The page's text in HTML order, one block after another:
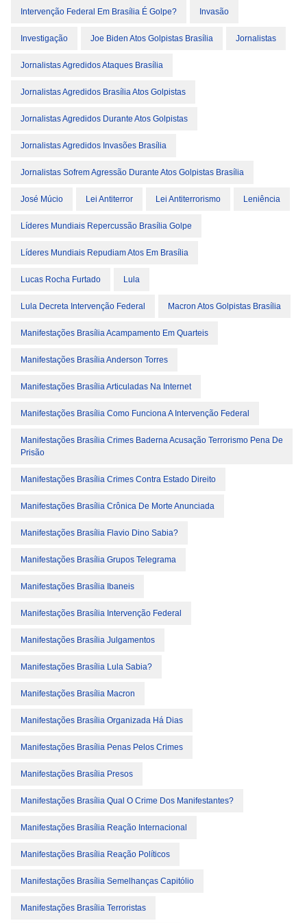
Intervenção Federal Em Brasília É Golpe? Invasão
Investigação Joe Biden Atos Golpistas Brasília Jornalistas
Jornalistas Agredidos Ataques Brasília
Jornalistas Agredidos Brasília Atos Golpistas
Jornalistas Agredidos Durante Atos Golpistas
Jornalistas Agredidos Invasões Brasília
Jornalistas Sofrem Agressão Durante Atos Golpistas Brasília
José Múcio Lei Antiterror Lei Antiterrorismo Leniência
Líderes Mundiais Repercussão Brasília Golpe
Líderes Mundiais Repudiam Atos Em Brasília
Lucas Rocha Furtado Lula
Lula Decreta Intervenção Federal Macron Atos Golpistas Brasília
Manifestações Brasília Acampamento Em Quarteis
Manifestações Brasília Anderson Torres
Manifestações Brasília Articuladas Na Internet
Manifestações Brasília Como Funciona A Intervenção Federal
Manifestações Brasília Crimes Baderna Acusação Terrorismo Pena De
Prisão
Manifestações Brasília Crimes Contra Estado Direito
Manifestações Brasília Crônica De Morte Anunciada
Manifestações Brasília Flavio Dino Sabia?
Manifestações Brasília Grupos Telegrama
Manifestações Brasília Ibaneis
Manifestações Brasília Intervenção Federal
Manifestações Brasília Julgamentos
Manifestações Brasília Lula Sabia?
Manifestações Brasília Macron
Manifestações Brasília Organizada Há Dias
Manifestações Brasília Penas Pelos Crimes
Manifestações Brasília Presos
Manifestações Brasília Qual O Crime Dos Manifestantes?
Manifestações Brasília Reação Internacional
Manifestações Brasília Reação Políticos
Manifestações Brasília Semelhanças Capitólio
Manifestações Brasília Terroristas